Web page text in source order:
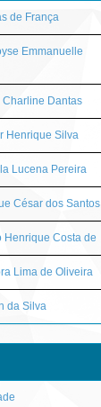
de França
Emmanuelle
Charline Dantas
Henrique Silva
Lucena Pereira
César dos Santos
Henrique Costa de
Lima de Oliveira
da Silva